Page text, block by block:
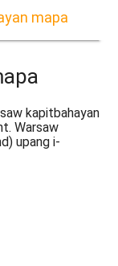
mapa
kapitbahayan
Warsaw
upang i-